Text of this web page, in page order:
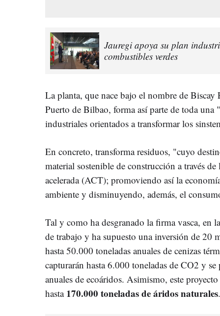
Jauregi apoya su plan
combustibles verdes
La planta, que nace bajo el nombre de Biscay
Puerto de Bilbao, forma así parte de toda una
industriales orientados a transformar los
En concreto, transforma residuos, "cuyo
material sostenible de construcción a través
acelerada (ACT); promoviendo así la
ambiente y disminuyendo, además, el
Tal y como ha desgranado la firma vasca, en
de trabajo y ha supuesto una inversión de 20
hasta 50.000 toneladas anuales de cenizas
capturarán hasta 6.000 toneladas de CO2 y
anuales de ecoáridos. Asimismo, este
hasta 170.000 toneladas de áridos naturales.